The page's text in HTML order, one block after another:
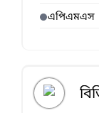
এপিএমএস